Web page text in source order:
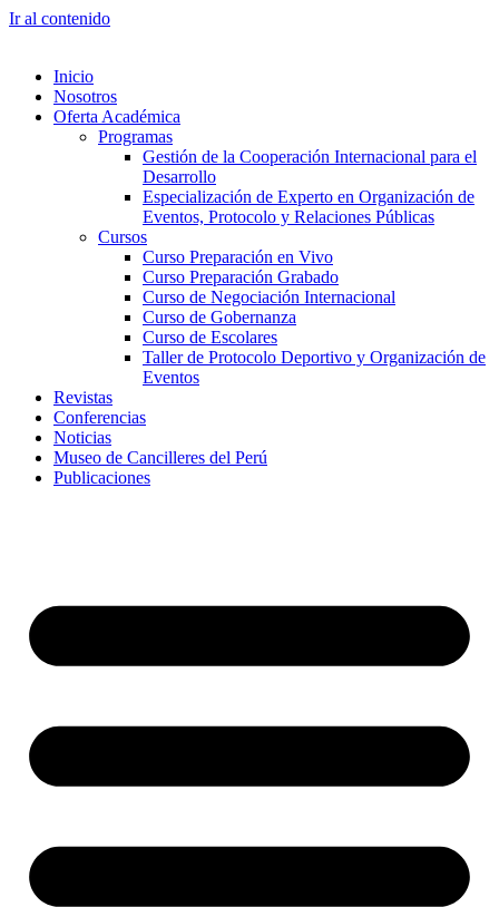
Ir al contenido
Inicio
Nosotros
Oferta Académica
Programas
Gestión de la Cooperación Internacional para el
Desarrollo
Especialización de Experto en Organización de
Eventos, Protocolo y Relaciones Públicas
Cursos
Curso Preparación en Vivo
Curso Preparación Grabado
Curso de Negociación Internacional
Curso de Gobernanza
Curso de Escolares
Taller de Protocolo Deportivo y Organización de
Eventos
Revistas
Conferencias
Noticias
Museo de Cancilleres del Perú
Publicaciones